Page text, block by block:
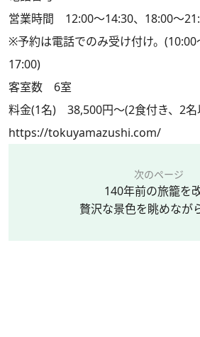
営業時間 12:00～14:30、18:00～
※予約は電話でのみ受け付け。
17:00)
客室数 6室
料金(1名) 38,500円～(2食付き、2名
https://tokuyamazushi.com/
次のページ
140年前の旅籠を
贅沢な景色を眺めなが